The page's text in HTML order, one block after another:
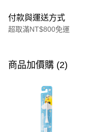
付款與運送方式
超取滿NT$800免運
信用卡一次付款
大哥付你分期
商品加價購 (2)